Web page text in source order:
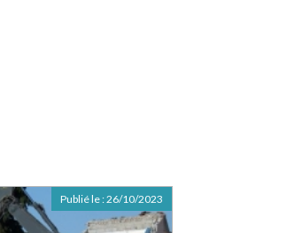
Publié le :26/10/2023